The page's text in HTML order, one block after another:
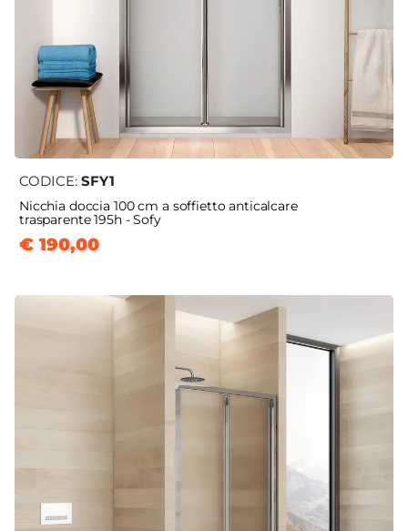
CODICE: SFY1
Nicchia doccia 100 cm a soffietto anticalcare
trasparente 195h - Sofy
€ 190,00